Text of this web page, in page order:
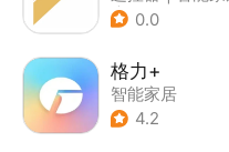
| 家居装修
0.0
格力+
智能家居
4.2